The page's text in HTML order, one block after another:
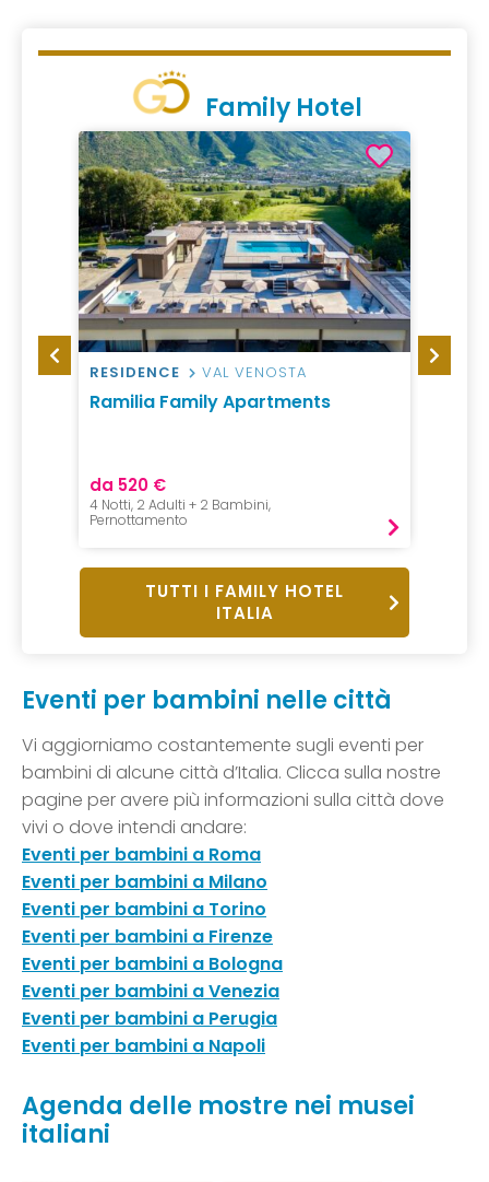
Family Hotel
RESIDENCE VAL VENOSTA
Ramilia Family Apartments
da 520 €
4 Notti, 2 Adulti + 2 Bambini,
Pernottamento
HOTEL
TUTTI I FAMILY HOTEL
ITALIA
Eventi per bambini nelle città
Vi aggiorniamo costantemente sugli eventi per
bambini di alcune città d’Italia. Clicca sulla nostre
pagine per avere più informazioni sulla città dove
vivi o dove intendi andare:
Eventi per bambini a Roma
Eventi per bambini a Milano
Eventi per bambini a Torino
Eventi per bambini a Firenze
Eventi per bambini a Bologna
Eventi per bambini aVenezia
Eventi per bambini a Perugia
Eventi per bambini a Napoli
Agenda delle mostre nei musei
italiani